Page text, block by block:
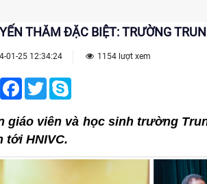
THĂM ĐẶC BIỆT: TRƯỜNG
01-25 12:34:24 1154 lượt xem
Share Facebook
Twitter
giáo viên và học sinh trường
tới HNIVC.